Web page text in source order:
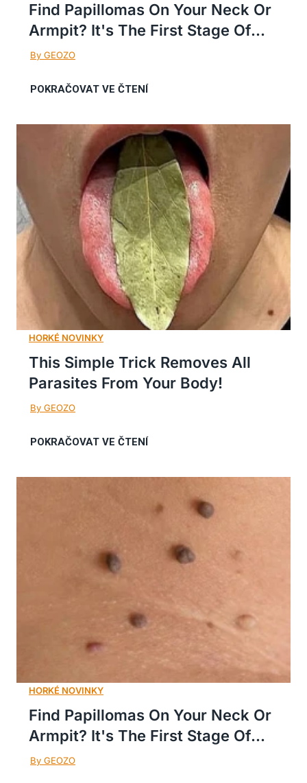
Find Papillomas On Your Neck Or
Armpit? It's The First Stage Of...
This Simple Trick Removes All
Parasites From Your Body!
Find Papillomas On Your Neck Or
Armpit? It's The First Stage Of...